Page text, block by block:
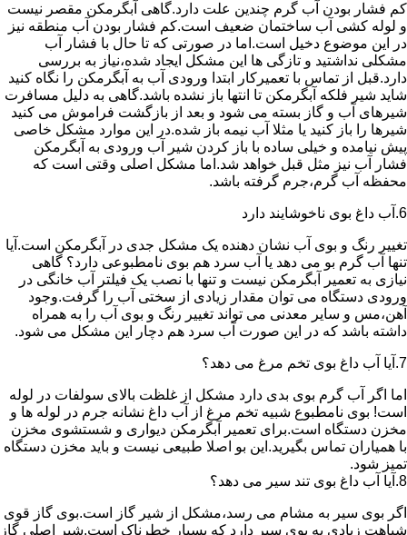
کم فشار بودن آب گرم چندین علت دارد.گاهی آبگرمکن مقصر نیست
و لوله کشی آب ساختمان ضعیف است.کم فشار بودن آب منطقه نیز
در این موضوع دخیل است.اما در صورتی که تا حال با فشار آب
مشکلی نداشتید و تازگی ها این مشکل ایجاد شده،نیاز به بررسی
دارد.قبل از تماس با تعمیرکار ابتدا ورودی آب به آبگرمکن را نگاه کنید
شاید شیر فلکه آبگرمکن تا انتها باز نشده باشد.گاهی به دلیل مسافرت
شیرهای آب و گاز بسته می شود و بعد از بازگشت فراموش می کنید
شیرها را باز کنید یا مثلا آب نیمه باز شده.در این موارد مشکل خاصی
پیش نیامده و خیلی ساده با باز کردن شیر آب ورودی به آبگرمکن
فشار آب نیز مثل قبل خواهد شد.اما مشکل اصلی وقتی است که
محفظه آب گرم،جرم گرفته باشد.
6.آب داغ بوی ناخوشایند دارد
تغییر رنگ و بوی آب نشان دهنده یک مشکل جدی در آبگرمکن است.آیا
تنها آب گرم بو می دهد یا آب سرد هم بوی نامطبوعی دارد؟ گاهی
نیازی به تعمیر آبگرمکن نیست و تنها با نصب یک فیلتر آب خانگی در
ورودی دستگاه می توان مقدار زیادی از سختی آب را گرفت.وجود
آهن،مس و سایر معدنی می تواند تغییر رنگ و بوی آب را به همراه
داشته باشد که در این صورت آب سرد هم دچار این مشکل می شود.
7.آیا آب داغ بوی تخم مرغ می دهد؟
اما اگر آب گرم بوی بدی دارد مشکل از غلظت بالای سولفات در لوله
است! بوی نامطبوع شبیه تخم مرغ از آب داغ نشانه جرم در لوله ها و
مخزن دستگاه است.برای تعمیر آبگرمکن دیواری و شستشوی مخزن
با همیاران تماس بگیرید.این بو اصلا طبیعی نیست و باید مخزن دستگاه
تمیز شود.
8.آیا آب داغ بوی تند سیر می دهد؟
اگر بوی سیر به مشام می رسد،مشکل از شیر گاز است.بوی گاز قوی
شباهت زیادی به بوی سیر دارد که بسیار خطرناک است.شیر اصلی گاز